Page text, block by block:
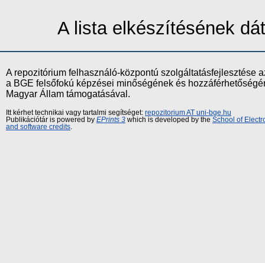
A lista elkészítésének
A repozitórium felhasználó-központú szolgáltatásfejlesztése
a BGE felsőfokú képzései minőségének és
Magyar Állam támogatásával.
Itt kérhet technikai vagy tartalmi segítséget: repozitorium AT uni-bge.hu
Publikációtár is powered by EPrints 3 which is developed by the School of
and software credits